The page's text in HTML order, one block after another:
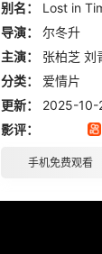
活的压力，小慧
心中也有不少解
别名：
Lost in
导演：
尔冬升
主演：
张柏芝 刘
分类：
爱情片
更新：
2025-10-
影评：
手机免费观看